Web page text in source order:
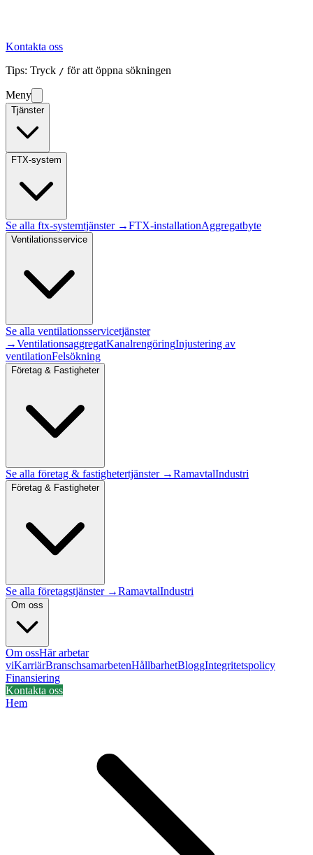
Kontakta oss
Tips: Tryck / för att öppna sökningen
Meny
Tjänster
FTX-system
Se alla ftx-systemtjänster →FTX-installationAggregatbyte
Ventilationsservice
Se alla ventilationsservicetjänster
→VentilationsaggregatKanalrengöringInjustering av
ventilationFelsökning
Företag & Fastigheter
Se alla företag & fastighetertjänster →RamavtalIndustri
Företag & Fastigheter
Se alla företagstjänster →RamavtalIndustri
Om oss
Om ossHär arbetar
viKarriärBranschsamarbetenHållbarhetBloggIntegritetspolicy
Finansiering
Kontakta oss
Hem